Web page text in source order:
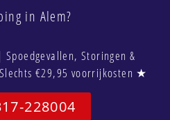
in Alem?
Storingen &
€29,95 voorrijkosten ★
228004